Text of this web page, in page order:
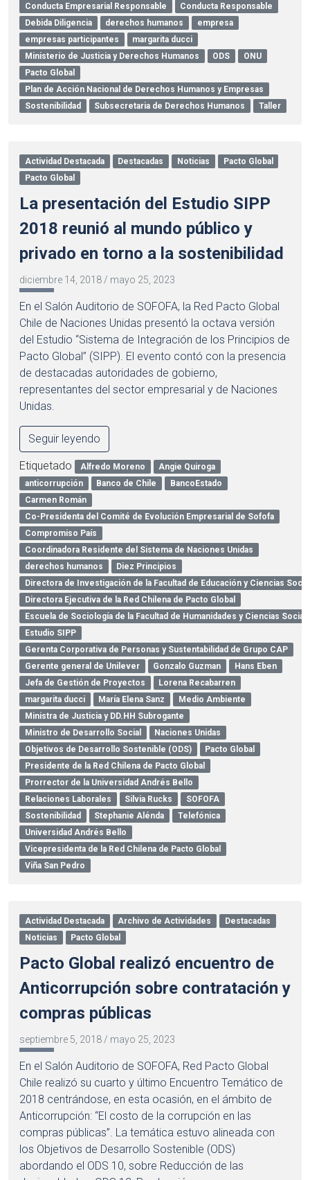
Conducta Empresarial Responsable
Conducta Responsable
Debida Diligencia
derechos humanos
empresa
empresas participantes
margarita ducci
Ministerio de Justicia y Derechos Humanos
ODS
ONU
Pacto Global
Plan de Acción Nacional de Derechos Humanos y Empresas
Sostenibilidad
Subsecretaria de Derechos Humanos Taller
Actividad Destacada Destacadas Noticias
Pacto Global
Pacto Global
La presentación del Estudio SIPP
2018 reunió al mundo público y
privado en torno a la sostenibilidad
diciembre 14, 2018 / mayo 25, 2023
En el Salón Auditorio de SOFOFA, la Red Pacto Global
Chile de Naciones Unidas presentó la octava versión
del Estudio “Sistema de Integración de los Principios de
Pacto Global” (SIPP). El evento contó con la presencia
de destacadas autoridades de gobierno,
representantes del sector empresarial y de Naciones
Unidas.
Seguir leyendo
Etiquetado Alfredo Moreno
Angie Quiroga
anticorrupción
Banco de Chile
BancoEstado
Carmen Román
Co-Presidenta del Comité de Evolución Empresarial de Sofofa
Compromiso País
Coordinadora Residente del Sistema de Naciones Unidas
derechos humanos
Diez Principios
Directora de Investigación de la Facultad de Educación y Ciencias
Directora Ejecutiva de la Red Chilena de Pacto Global
Escuela de Sociología de la Facultad de Humanidades y Ciencias
Estudio SIPP
Gerenta Corporativa de Personas y Sustentabilidad de Grupo CAP
Gerente general de Unilever
Gonzalo Guzman
Hans Eben
Jefa de Gestión de Proyectos
Lorena Recabarren
margarita ducci
María Elena Sanz
Medio Ambiente
Ministra de Justicia y DD.HH Subrogante
Ministro de Desarrollo Social
Naciones Unidas
Objetivos de Desarrollo Sostenible (ODS)
Pacto Global
Presidente de la Red Chilena de Pacto Global
Prorrector de la Universidad Andrés Bello
Relaciones Laborales
Silvia Rucks
SOFOFA
Sostenibilidad
Stephanie Alénda
Telefónica
Universidad Andrés Bello
Vicepresidenta de la Red Chilena de Pacto Global
Viña San Pedro
Actividad Destacada Archivo de Actividades
Destacadas
Noticias
Pacto Global
Pacto Global realizó encuentro de
Anticorrupción sobre contratación y
compras públicas
septiembre 5, 2018 / mayo 25, 2023
En el Salón Auditorio de SOFOFA, Red Pacto Global
Chile realizó su cuarto y último Encuentro Temático de
2018 centrándose, en esta ocasión, en el ámbito de
Anticorrupción: “El costo de la corrupción en las
compras públicas”. La temática estuvo alineada con
los Objetivos de Desarrollo Sostenible (ODS)
abordando el ODS 10, sobre Reducción de las